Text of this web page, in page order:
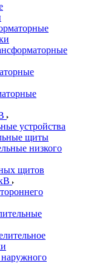
устройства
щиты
низкого
щитов